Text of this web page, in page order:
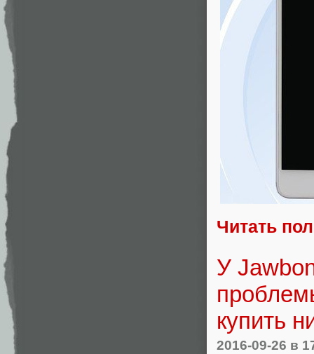
Читать
У
купить
2016-09-26 в